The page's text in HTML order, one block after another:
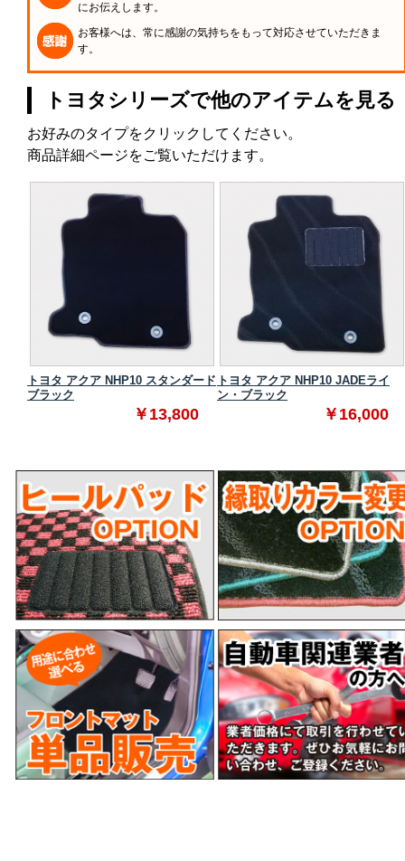
にお伝えします。
お客様へは、常に感謝の気持ちをもって対応させていただきま
す。
トヨタシリーズで他のアイテムを見る
お好みのタイプをクリックしてください。
商品詳細ページをご覧いただけます。
トヨタ アクア NHP10 スタンダード
ブラック
￥13,800
トヨタ アクア NHP10 JADEライ
ン・ブラック
￥16,000